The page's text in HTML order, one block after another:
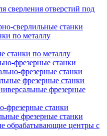
сверления отверстий под
сверлильные станки
по металлу
станки по металлу
фрезерные станки
фрезерные станки
фрезерные станки
фрезерные
фрезерные станки
фрезерные станки
обрабатывающие центры с